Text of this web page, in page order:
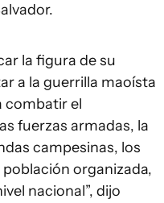
la figura de su
a la guerrilla maoísta
combatir el
fuerzas armadas, la
campesinas, los
organizada,
nacional”, dijo